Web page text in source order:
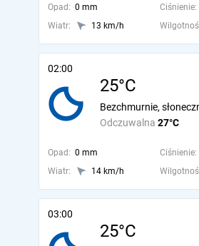
Opad: 0 mm Ciśnienie:
Wiatr:
13 km/h
02:00
25°C
Odczuwalna 27°C
Bezchmurnie,
Opad: 0 mm Ciśnienie:
Wiatr:
14 km/h
03:00
25°C